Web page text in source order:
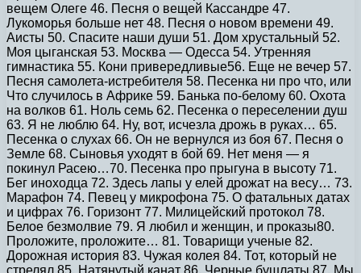
вещем Олеге 46. Песня о вещей Кассандре 47.
Лукоморья больше нет 48. Песня о новом времени 49.
Аисты 50. Спасите наши души 51. Дом хрустальный 52.
Моя цыганская 53. Москва — Одесса 54. Утренняя
гимнастика 55. Кони привередливые56. Еще не вечер 57.
Песня самолета-истребителя 58. Песенка ни про что, или
Что случилось в Африке 59. Банька по-белому 60. Охота
на волков 61. Ноль семь 62. Песенка о переселении душ
63. Я не люблю 64. Ну, вот, исчезла дрожь в руках… 65.
Песенка о слухах 66. Он не вернулся из боя 67. Песня о
Земле 68. Сыновья уходят в бой 69. Нет меня — я
покинул Расею…70. Песенка про прыгуна в высоту 71.
Бег иноходца 72. Здесь лапы у елей дрожат на весу… 73.
Марафон 74. Певец у микрофона 75. О фатальных датах
и цифрах 76. Горизонт 77. Милицейский протокол 78.
Белое безмолвие 79. Я любил и женщин, и проказы80.
Проложите, проложите… 81. Товарищи ученые 82.
Дорожная история 83. Чужая колея 84. Тот, который не
стрелял 85. Натянутый канат 86. Черные бушлаты 87. Мы